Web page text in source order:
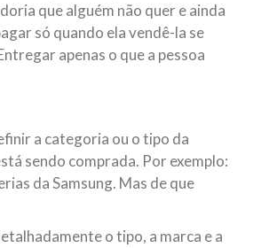
que alguém não quer e ainda
só quando ela vendê-la se
apenas o que a pessoa
a categoria ou o tipo da
sendo comprada. Por exemplo:
da Samsung. Mas de que
o tipo, a marca e a